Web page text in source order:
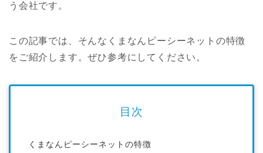
う会社です。
この記事では、そんなくまなんピーシーネットの特徴
をご紹介します。ぜひ参考にしてください。
目次
くまなんピーシーネットの特徴